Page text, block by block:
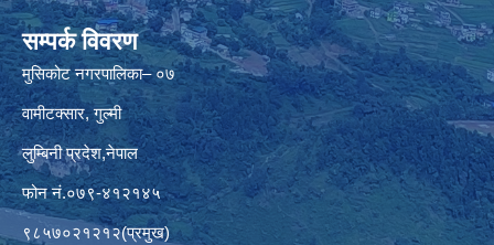
सम्पर्क विवरण
मुसिकोट नगरपालिका– ०७
वामीटक्सार, गुल्मी
लुम्बिनी प्रदेश,नेपाल
फोन नं.०७९-४१२१४५
९८५७०२१२१२(प्रमुख)